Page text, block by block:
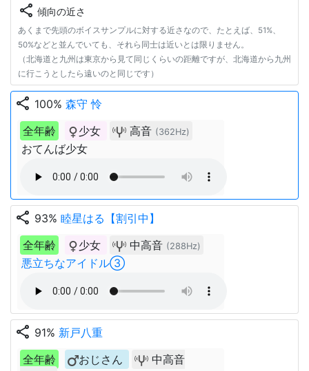
share 傾向の近さ
あくまで先頭のボイスサンプルに対する近さなので、たとえば、51%、
50%などと並んでいても、それら同士は近いとは限りません。
（北海道と九州は東京から見て同じくらいの距離ですが、北海道から九州
に行こうとしたら遠いのと同じです）
share 100% 森守 怜
全年齢
少女 高音 (362Hz)
おてんば少女
share 93% 睦星はる【割引中】
全年齢
少女 中高音 (288Hz)
悪立ちなアイドル③
share 91% 新戸八重
全年齢
おじさん 中高音